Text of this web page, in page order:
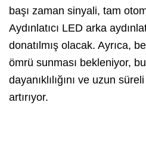
başı zaman sinyali, tam
Aydınlatıcı LED arka
donatılmış olacak. Ayrıca,
ömrü sunması bekleniyor,
dayanıklılığını ve uzun
artırıyor.